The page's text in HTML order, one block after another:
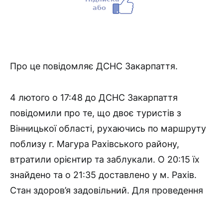
Про це повідомляє ДСНС Закарпаття.
4 лютого о 17:48 до ДСНС Закарпаття
повідомили про те, що двоє туристів з
Вінницької області, рухаючись по маршруту
поблизу г. Магура Рахівського району,
втратили орієнтир та заблукали. О 20:15 їх
знайдено та о 21:35 доставлено у м. Рахів.
Стан здоров’я задовільний. Для проведення